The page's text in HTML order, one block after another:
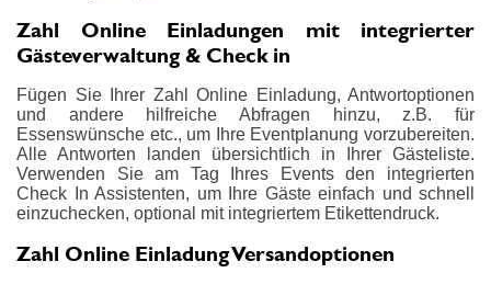
Zahl Online Einladungen mit integrierter
Gästeverwaltung & Check in
Fügen Sie Ihrer Zahl Online Einladung, Antwortoptionen
und andere hilfreiche Abfragen hinzu, z.B. für
Essenswünsche etc., um Ihre Eventplanung vorzubereiten.
Alle Antworten landen übersichtlich in Ihrer Gästeliste.
Verwenden Sie am Tag Ihres Events den integrierten
Check In Assistenten, um Ihre Gäste einfach und schnell
einzuchecken, optional mit integriertem Etikettendruck.
Zahl Online Einladung Versandoptionen